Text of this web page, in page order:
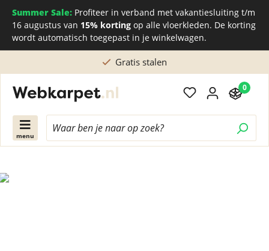
Summer Sale: Profiteer in verband met vakantiesluiting t/m
16 augustus van 15% korting op alle vloerkleden. De korting
wordt automatisch toegepast in je winkelwagen.
Gratis stalen
menu
0